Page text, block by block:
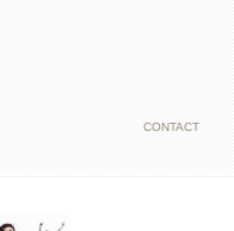
CONTACT